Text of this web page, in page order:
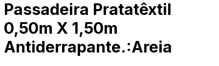
Passadeira Pratatêxtil
0,50m X 1,50m
Antiderrapante.:Areia